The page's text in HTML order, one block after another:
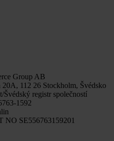
Group AB
112 26 Stockholm, Švédsko
Švédský registr společností
1592
NO SE556763159201